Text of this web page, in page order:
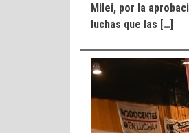
Milei, por la
luchas que las […]